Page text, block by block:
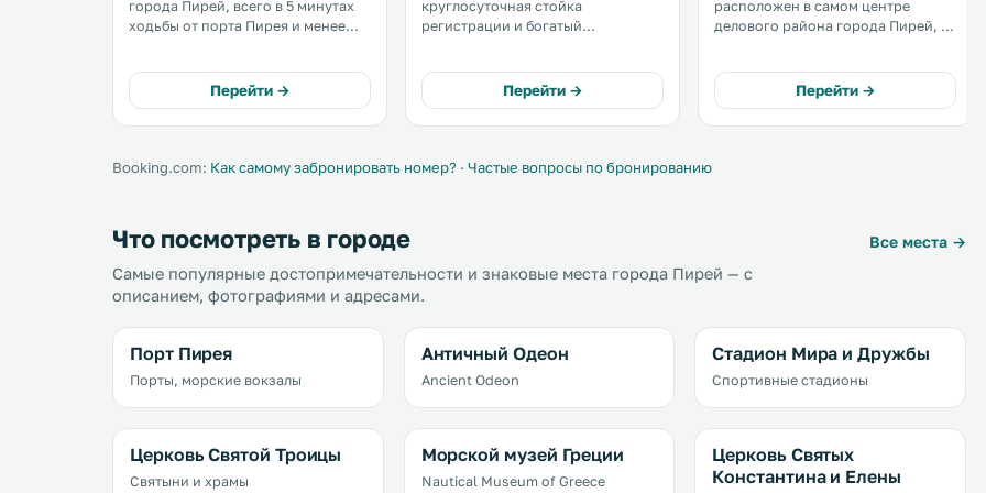
города Пирей, всего в 5 минутах
ходьбы от порта Пирея и менее
вокзала Пирея (линия метро 1). .
Перейти →
круглосуточная стойка
регистрации и богатый
порта Пирея. .Перейти →
расположен в самом центре
делового района города Пирей, в
говорят на нескольких языках и
готовы помочь гостям в любое
время суток. .
Перейти →
Booking.com: Как самому забронировать номер? · Частые вопросы по бронированию
Что посмотреть в городе
Все места →
Самые популярные достопримечательности и знаковые места города Пирей — с
описанием, фотографиями и адресами.
Порт Пирея
Порты, морские вокзалы
Античный Одеон
Ancient Odeon
Стадион Мира и Дружбы
Спортивные стадионы
Церковь Святой Троицы
Святыни и храмы
Морской музей Греции
Nautical Museum of Greece
Церковь Святых
Константина и Елены